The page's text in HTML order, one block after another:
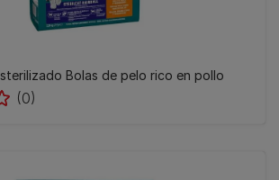
Bolas de pelo rico en pollo
(0)